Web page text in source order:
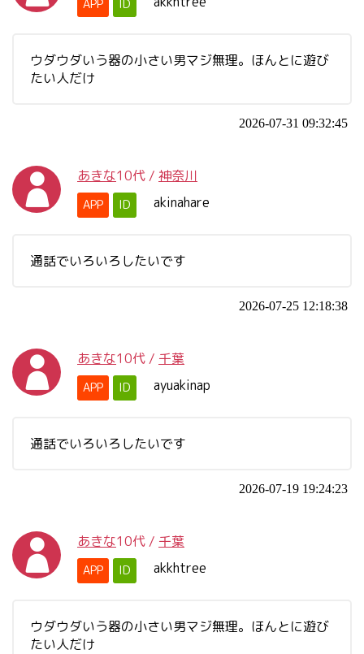
APP ID
ウダウダいう器の小さい男マジ無理。ほんとに遊び
たい人だけ
2026-07-31 09:32:45
あきな10代 / 神奈川
APP ID akinahare
通話でいろいろしたいです
2026-07-25 12:18:38
あきな10代 / 千葉
APP ID ayuakinap
通話でいろいろしたいです
2026-07-19 19:24:23
あきな10代 / 千葉
APP ID akkhtree
ウダウダいう器の小さい男マジ無理。ほんとに遊び
たい人だけ